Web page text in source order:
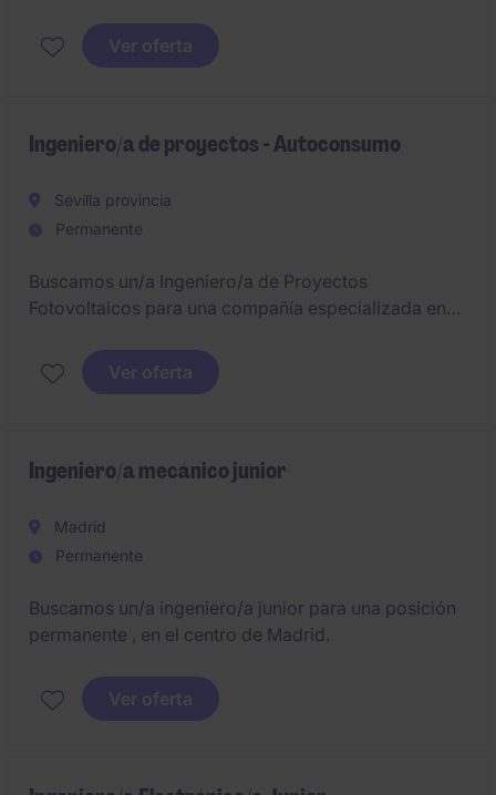
Ver oferta
Ingeniero/a de proyectos - Autoconsumo
Sevilla provincia
Permanente
Buscamos un/a Ingeniero/a de Proyectos
Fotovoltaicos para una compañía especializada en
posición estará enfocada en el diseño,
dimensionamiento, tramitación y legalización de
Ver oferta
Ingeniero/a mecánico junior
Madrid
Permanente
Buscamos un/a ingeniero/a junior para una posición
permanente , en el centro de Madrid.
Ver oferta